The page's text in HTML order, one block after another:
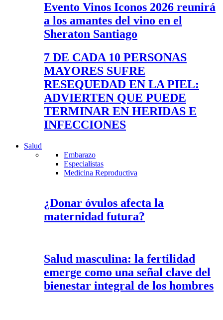
Evento Vinos Iconos 2026 reunirá
a los amantes del vino en el
Sheraton Santiago
7 DE CADA 10 PERSONAS
MAYORES SUFRE
RESEQUEDAD EN LA PIEL:
ADVIERTEN QUE PUEDE
TERMINAR EN HERIDAS E
INFECCIONES
Salud
Embarazo
Especialistas
Medicina Reproductiva
¿Donar óvulos afecta la
maternidad futura?
Salud masculina: la fertilidad
emerge como una señal clave del
bienestar integral de los hombres